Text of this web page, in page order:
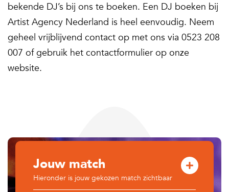
bekende DJ’s bij ons te boeken. Een DJ boeken bij
Artist Agency Nederland is heel eenvoudig. Neem
geheel vrijblijvend contact op met ons via 0523 208
007 of gebruik het contactformulier op onze
website.
Jouw match
Hieronder is jouw gekozen match zichtbaar